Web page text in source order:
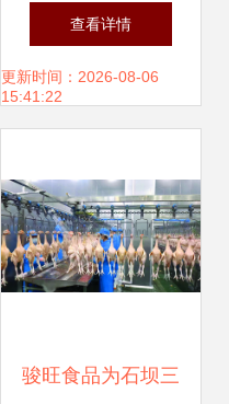
独领风骚，鸭蛋却
是池中物？
查看详情
更新时间：2026-08-06
15:41:22
骏旺食品为石坝三